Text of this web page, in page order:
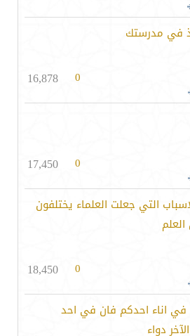
في مدرستك
0
16,878
0
17,450
التي جعلت العلماء يختلفون
0
18,450
في اناء احدكم فان في احد
دواء